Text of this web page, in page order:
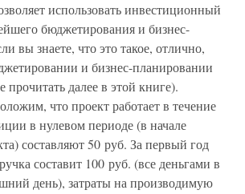
использовать инвестиционный
бюджетирования и бизнес-
вы знаете, что это такое, отлично,
и бизнес-планировании
прочитать далее в этой книге).
что проект работает в течение
в нулевом периоде (в начале
составляют 50 руб. За первый год
составит 100 руб. (все деньгами в
день), затраты на производимую